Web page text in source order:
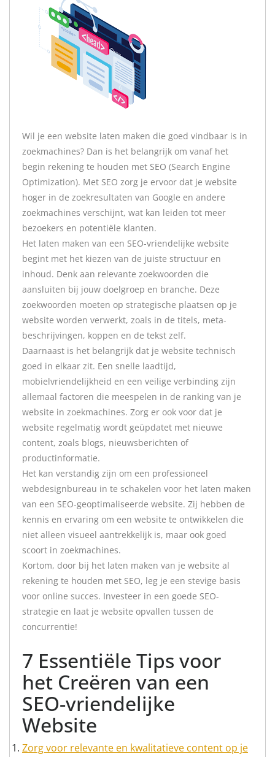
Wil je een website laten maken die goed vindbaar is in
zoekmachines? Dan is het belangrijk om vanaf het
begin rekening te houden met SEO (Search Engine
Optimization). Met SEO zorg je ervoor dat je website
hoger in de zoekresultaten van Google en andere
zoekmachines verschijnt, wat kan leiden tot meer
bezoekers en potentiële klanten.
Het laten maken van een SEO-vriendelijke website
begint met het kiezen van de juiste structuur en
inhoud. Denk aan relevante zoekwoorden die
aansluiten bij jouw doelgroep en branche. Deze
zoekwoorden moeten op strategische plaatsen op je
website worden verwerkt, zoals in de titels, meta-
beschrijvingen, koppen en de tekst zelf.
Daarnaast is het belangrijk dat je website technisch
goed in elkaar zit. Een snelle laadtijd,
mobielvriendelijkheid en een veilige verbinding zijn
allemaal factoren die meespelen in de ranking van je
website in zoekmachines. Zorg er ook voor dat je
website regelmatig wordt geüpdatet met nieuwe
content, zoals blogs, nieuwsberichten of
productinformatie.
Het kan verstandig zijn om een professioneel
webdesignbureau in te schakelen voor het laten maken
van een SEO-geoptimaliseerde website. Zij hebben de
kennis en ervaring om een website te ontwikkelen die
niet alleen visueel aantrekkelijk is, maar ook goed
scoort in zoekmachines.
Kortom, door bij het laten maken van je website al
rekening te houden met SEO, leg je een stevige basis
voor online succes. Investeer in een goede SEO-
strategie en laat je website opvallen tussen de
concurrentie!
7 Essentiële Tips voor
het Creëren van een
SEO-vriendelijke
Website
Zorg voor relevante en kwalitatieve content op je